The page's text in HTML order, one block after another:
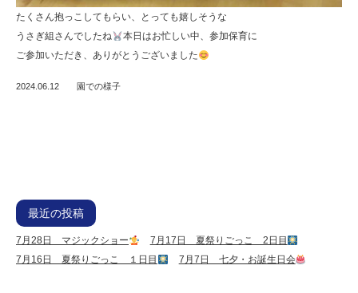
たくさん抱っこしてもらい、とっても嬉しそうな
うさぎ組さんでしたね
本日はお忙しい中、参加保育に
ご参加いただき、ありがとうございました
2024.06.12 園での様子
最近の投稿
7月28日 マジックショー
7月17日 夏祭りごっこ 2日目
7月16日 夏祭りごっこ １日目
7月7日 七夕・お誕生日会